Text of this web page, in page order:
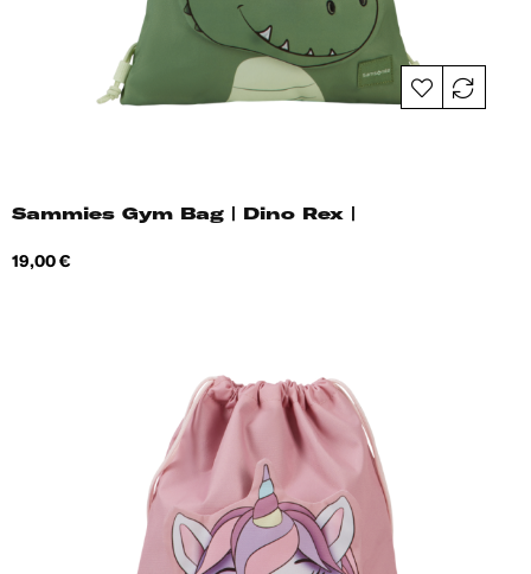
Sammies Gym Bag | Dino Rex |
Hind
19,00 €